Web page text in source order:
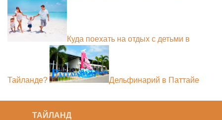
Куда поехать на отдых с детьми в
Тайланде? Дельфинарий в Паттайе
ТАЙЛАНД